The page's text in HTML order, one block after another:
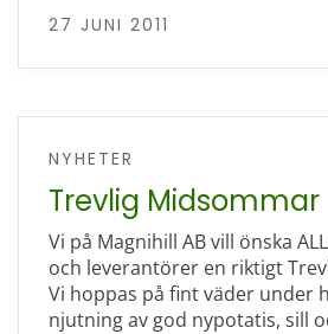
27 JUNI 2011
NYHETER
Trevlig Midsommar
Vi på Magnihill AB vill önska
och leverantörer en riktigt
Vi hoppas på fint väder under
njutning av god nypotatis, sill